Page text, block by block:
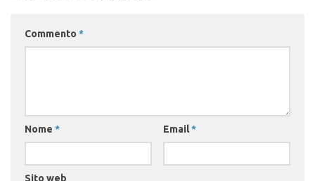
Commento *
Nome * Email*
Sito web